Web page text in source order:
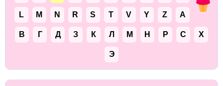
L M N R S T V Y Z А
В Г Д З К Л М Н Р С Х
Э